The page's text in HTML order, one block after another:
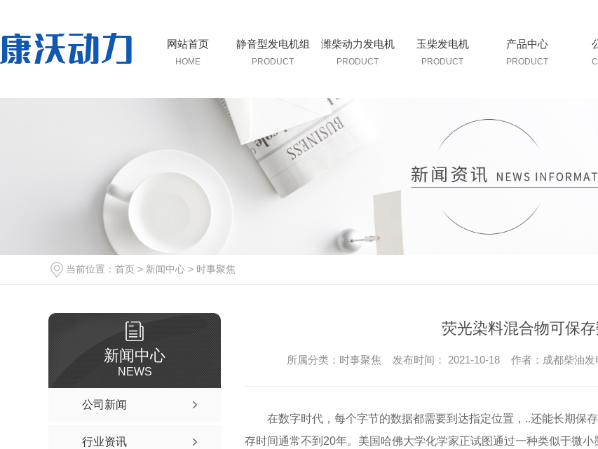
网站首页
HOME
静音型发电机组
PRODUCT
潍柴动力发电机
PRODUCT
玉柴发电机
PRODUCT
产品中心
PRODUCT
当前位置： 首页 > 新闻中心 > 时事聚焦
新闻中心
NEWS
公司新闻
行业资讯
荧光染料混合物可保
所属分类：时事聚焦 发布时间： 2021-10-18 作者：成都柴油发
在数字时代，每个字节的数据都需要到达指定位置，..还能长期保
存时间通常不到20年。美国哈佛大学化学家正试图通过一种类似于微